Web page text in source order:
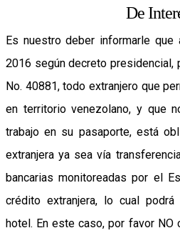
De
Es nuestro deber informarle
2016 según decreto presidencial,
No. 40881, todo extranjero que
en territorio venezolano, y que
trabajo en su pasaporte, está
extranjera ya sea vía
bancarias monitoreadas por el
crédito extranjera, lo cual
hotel. En este caso, por favor NO